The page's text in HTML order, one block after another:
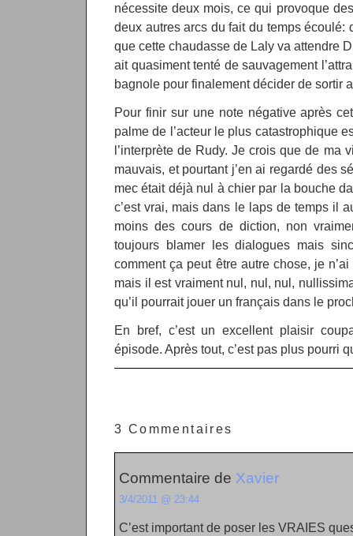
nécessite deux mois, ce qui provoque
deux autres arcs du fait du temps écoulé:
que cette chaudasse de Laly va attendre
ait quasiment tenté de sauvagement
bagnole pour finalement décider de sortir
Pour finir sur une note négative après
palme de l’acteur le plus catastrophique
l’interprète de Rudy. Je crois que de ma
mauvais, et pourtant j’en ai regardé des
mec était déjà nul à chier par la bouche
c’est vrai, mais dans le laps de temps il
moins des cours de diction, non
toujours blamer les dialogues mais
comment ça peut être autre chose, je
mais il est vraiment nul, nul, nul,
qu’il pourrait jouer un français dans le
En bref, c’est un excellent plaisir
épisode. Après tout, c’est pas plus pourri
3 Commentaires
Commentaire de Xavier
3/4/2011 @ 23:44
C’est important de poser les VRAIES